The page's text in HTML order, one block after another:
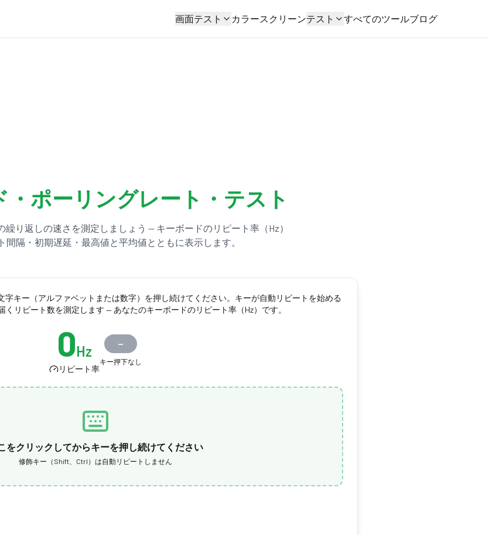
画面テスト カラースクリーンテスト すべてのツールブログ
・ポーリングレート・テスト
繰り返しの速さを測定しましょう — キーボードのリピート率（Hz）
間隔・初期遅延・最高値と平均値とともに表示します。
字キー（アルファベットまたは数字）を押し続けてください。キーが自動リピートを始める
くリピート数を測定します — あなたのキーボードのリピート率（Hz）です。
0Hz
リピート率
—
キー押下なし
をクリックしてからキーを押し続けてください
修飾キー（Shift、Ctrl）は自動リピートしません